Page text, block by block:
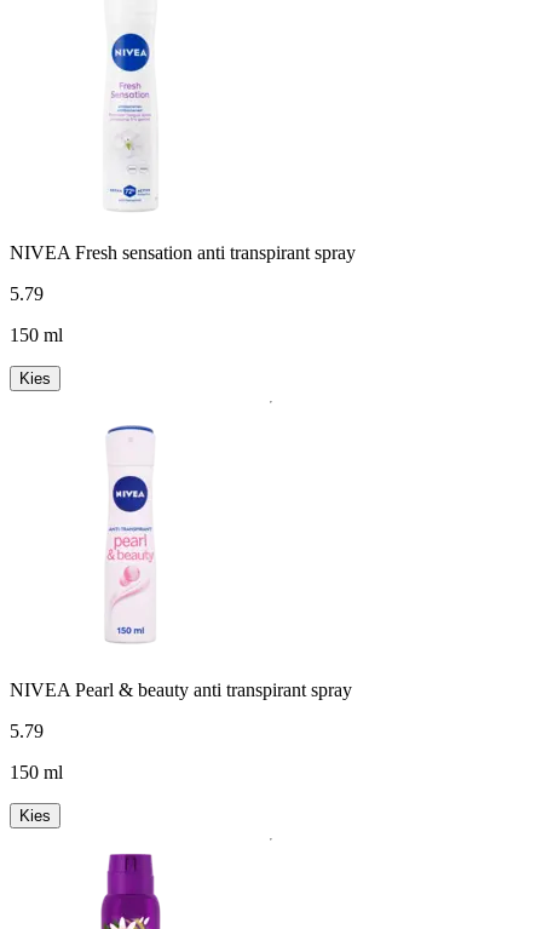
NIVEA Fresh sensation anti transpirant spray
5.79
150 ml
Kies
NIVEA Pearl & beauty anti transpirant spray
5.79
150 ml
Kies